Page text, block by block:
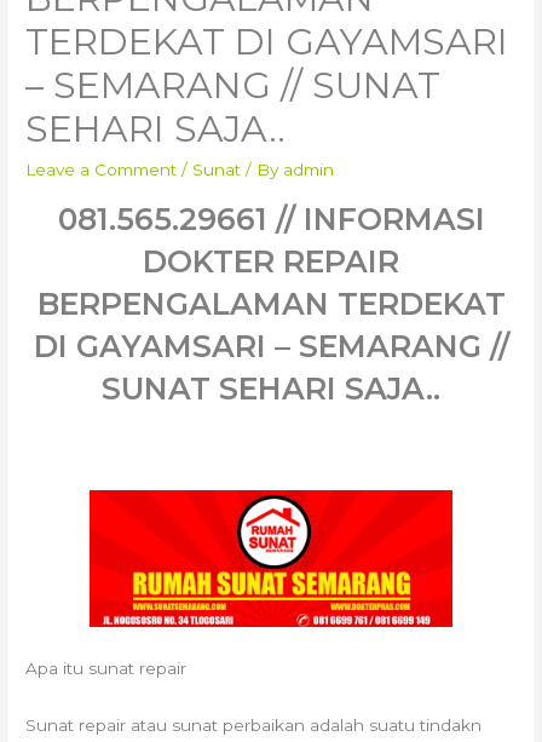
TERDEKAT DI GAYAMSARI
– SEMARANG // SUNAT
SEHARI SAJA..
Leave a Comment / Sunat / By admin
081.565.29661 // INFORMASI
DOKTER REPAIR
BERPENGALAMAN TERDEKAT
DI GAYAMSARI – SEMARANG //
SUNAT SEHARI SAJA..
Apa itu sunat repair
Sunat repair atau sunat perbaikan adalah suatu tindakn